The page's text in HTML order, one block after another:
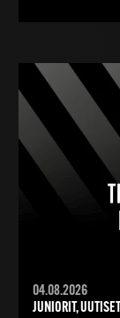
04.08.2026
JUNIORIT, UUTISET